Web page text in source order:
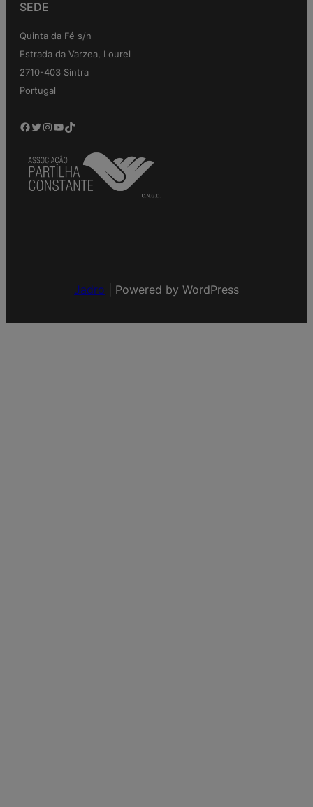
SEDE
Quinta da Fé s/n
Estrada da Varzea, Lourel
2710-403 Sintra
Portugal
Jadro Powered by WordPress